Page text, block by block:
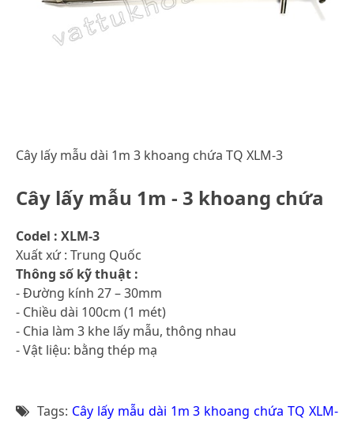
Cây lấy mẫu dài 1m 3 khoang chứa TQ XLM-3
Cây lấy mẫu 1m - 3 khoang chứa
Codel : XLM-3
Xuất xứ : Trung Quốc
Thông số kỹ thuật :
- Đường kính 27 – 30mm
- Chiều dài 100cm (1 mét)
- Chia làm 3 khe lấy mẫu, thông nhau
- Vật liệu: bằng thép mạ
Tags: Cây lấy mẫu dài 1m 3 khoang chứa TQ XLM-